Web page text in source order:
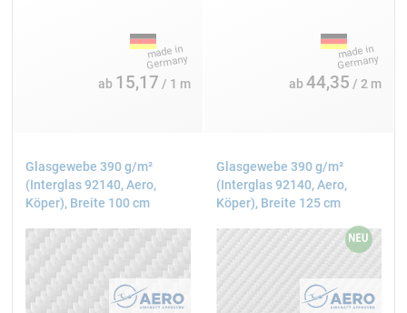
100 cm
ab 15,17 / 1 m ab44,35 / 2 m
Glasgewebe 390 g/m²
(Interglas 92140, Aero,
Köper), Breite 100 cm
Glasgewebe 390 g/m²
(Interglas 92140, Aero,
Köper), Breite 125 cm